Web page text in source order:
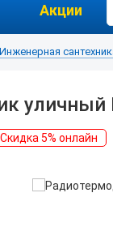
Акции
Инженерная
Скидка 5% онлайн